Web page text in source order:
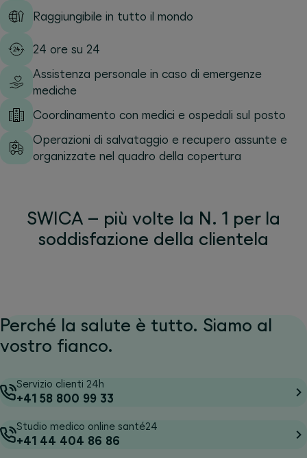
Raggiungibile in tutto il mondo
24 ore su 24
Assistenza personale in caso di emergenze
mediche
Coordinamento con medici e ospedali sul posto
Operazioni di salvataggio e recupero assunte e
organizzate nel quadro della copertura
SWICA – più volte la N. 1 per la
soddisfazione della clientela
Perché la salute è tutto. Siamo al
vostro fianco.
Servizio clienti 24h
+41 58 800 99 33
Studio medico online santé24
+41 44 404 86 86